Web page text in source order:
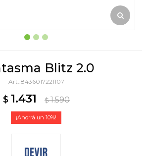
Blitz 2.0
8436017221107
$ 1.431 $ 1.590
10